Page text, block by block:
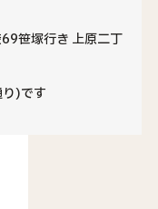
笹塚行き 上原二丁
)です